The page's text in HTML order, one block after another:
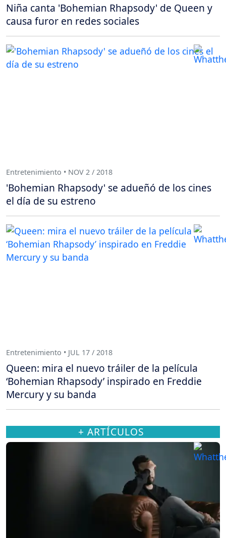
Niña canta 'Bohemian Rhapsody' de Queen y
causa furor en redes sociales
Entretenimiento • NOV 2 / 2018
'Bohemian Rhapsody' se adueñó de los cines
el día de su estreno
Entretenimiento • JUL 17 / 2018
Queen: mira el nuevo tráiler de la película
‘Bohemian Rhapsody’ inspirado en Freddie
Mercury y su banda
+ ARTÍCULOS